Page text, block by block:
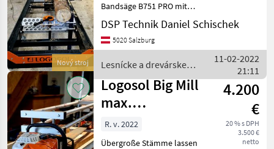
Zobrazit
všech 8
MARKETPLACE
Marketplace
Nabídky
prodejců
Nový stroj
Bandsäge B751 PRO mit
8kW und Millimeter Kurbel
extrem stabiles Sägebett
mit sehr massiv
optional erweiterbar:
Höhenv
DSP Technik Daniel Schischek
5020 Salzburg
Lesnícke a drevárske
stroje / Logosol
11-02-2022
21:11
Logosol Big Mill
max.
Stammdurchmesser
1,85
4.200
€
20 % s DPH
3.500 €
netto
R. v. 2022
Übergroße Stämme lassen